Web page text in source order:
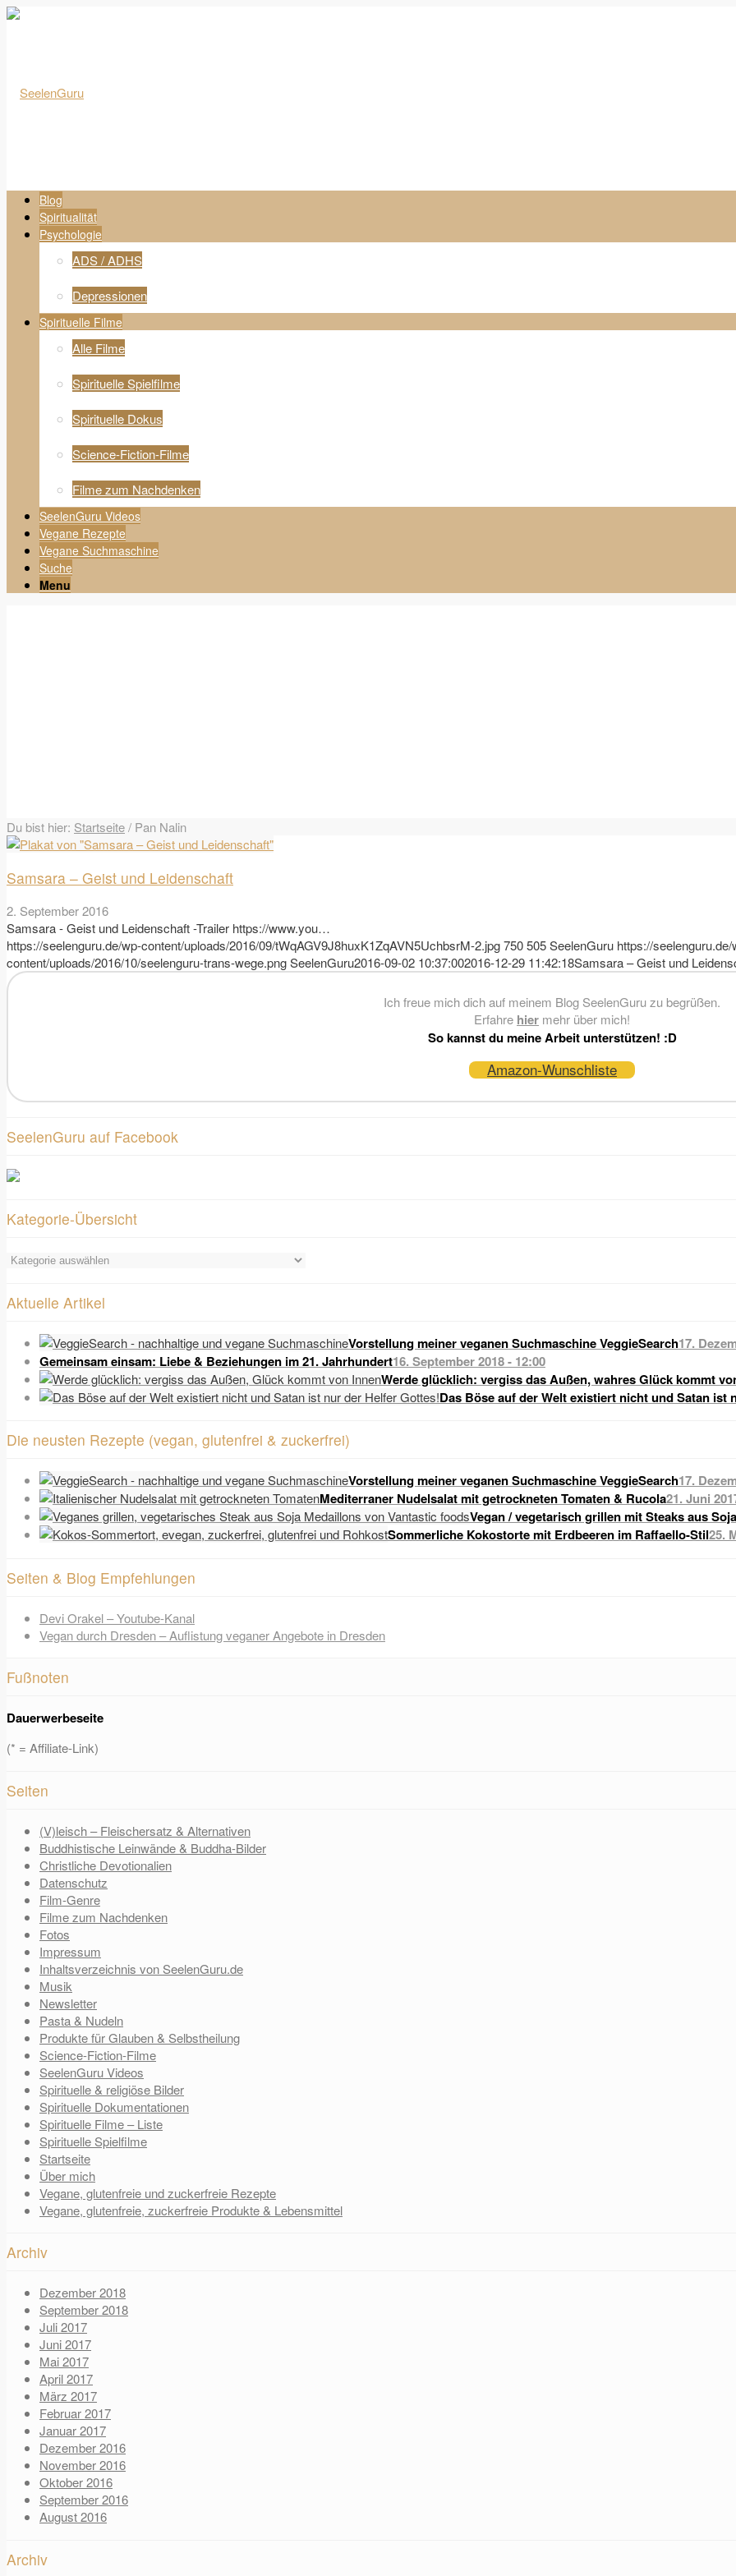
Blog
Spiritualität
Psychologie
ADS / ADHS
Depressionen
Spirituelle Filme
Alle Filme
Spirituelle Spielfilme
Spirituelle Dokus
Science-Fiction-Filme
Filme zum Nachdenken
SeelenGuru Videos
Vegane Rezepte
Vegane Suchmaschine
Suche
Menu
Du bist hier: Startseite/ Pan Nalin
Samsara – Geist und Leidenschaft
2. September 2016
Samsara - Geist und Leidenschaft -Trailer https://www.you…
https://seelenguru.de/wp-content/uploads/2016/09/tWqAGV9J8huxK1ZqAVN5UchbsrM-2.jpg750505SeelenGuru https://seelenguru.de/
content/uploads/2016/10/seelenguru-trans-wege.pngSeelenGuru2016-09-02 10:37:002016-12-29 11:42:18Samsara – Geist und
Ich freue mich dich auf meinem Blog SeelenGuru zu begrüßen.
Erfahre hier mehr über mich!
So kannst du meine Arbeit unterstützen! :D
Amazon-Wunschliste
SeelenGuru auf Facebook
Kategorie-Übersicht
Kategorie-
Aktuelle Artikel
Vorstellung meiner veganen Suchmaschine VeggieSearch17.
Gemeinsam einsam: Liebe & Beziehungen im 21. Jahrhundert16. September 2018 - 12:00
Werde glücklich: vergiss das Außen, wahres Glück kommt
Das Böse auf der Welt existiert nicht und Satan ist
Die neusten Rezepte (vegan, glutenfrei & zuckerfrei)
Vorstellung meiner veganen Suchmaschine VeggieSearch17.
Mediterraner Nudelsalat mit getrockneten Tomaten & Rucola21. Juni
Vegan / vegetarisch grillen mit Steaks aus Soja
Sommerliche Kokostorte mit Erdbeeren im Raffaello-Stil25.
Seiten & Blog Empfehlungen
Devi Orakel – Youtube-Kanal
Vegan durch Dresden – Auflistung veganer Angebote in Dresden
Fußnoten
Dauerwerbeseite
(* = Affiliate-Link)
Seiten
(V)leisch – Fleischersatz & Alternativen
Buddhistische Leinwände & Buddha-Bilder
Christliche Devotionalien
Datenschutz
Film-Genre
Filme zum Nachdenken
Fotos
Impressum
Inhaltsverzeichnis von SeelenGuru.de
Musik
Newsletter
Pasta & Nudeln
Produkte für Glauben & Selbstheilung
Science-Fiction-Filme
SeelenGuru Videos
Spirituelle & religiöse Bilder
Spirituelle Dokumentationen
Spirituelle Filme – Liste
Spirituelle Spielfilme
Startseite
Über mich
Vegane, glutenfreie und zuckerfreie Rezepte
Vegane, glutenfreie, zuckerfreie Produkte & Lebensmittel
Archiv
Dezember 2018
September 2018
Juli 2017
Juni 2017
Mai 2017
April 2017
März 2017
Februar 2017
Januar 2017
Dezember 2016
November 2016
Oktober 2016
September 2016
August 2016
Archiv